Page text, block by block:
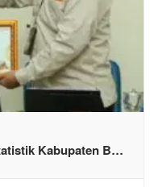
Kabupaten B…